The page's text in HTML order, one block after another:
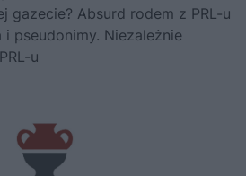
gazecie? Absurd rodem z PRL-u
i pseudonimy. Niezależnie
u